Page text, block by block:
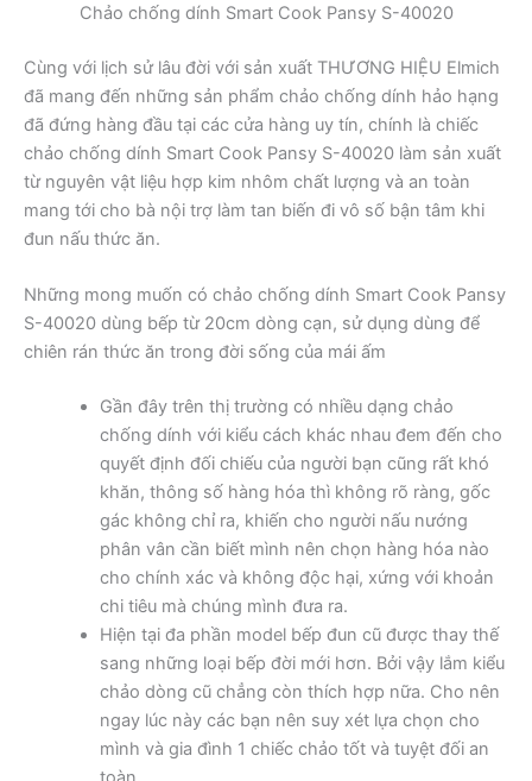
Chảo chống dính Smart Cook Pansy S-40020
Cùng với lịch sử lâu đời với sản xuất THƯƠNG HIỆU Elmich
đã mang đến những sản phẩm chảo chống dính hảo hạng
đã đứng hàng đầu tại các cửa hàng uy tín, chính là chiếc
chảo chống dính Smart Cook Pansy S-40020 làm sản xuất
từ nguyên vật liệu hợp kim nhôm chất lượng và an toàn
mang tới cho bà nội trợ làm tan biến đi vô số bận tâm khi
đun nấu thức ăn.
Những mong muốn có chảo chống dính Smart Cook Pansy
S-40020 dùng bếp từ 20cm dòng cạn, sử dụng dùng để
chiên rán thức ăn trong đời sống của mái ấm
Gần đây trên thị trường có nhiều dạng chảo
chống dính với kiểu cách khác nhau đem đến cho
quyết định đối chiếu của người bạn cũng rất khó
khăn, thông số hàng hóa thì không rõ ràng, gốc
gác không chỉ ra, khiến cho người nấu nướng
phân vân cần biết mình nên chọn hàng hóa nào
cho chính xác và không độc hại, xứng với khoản
chi tiêu mà chúng mình đưa ra.
Hiện tại đa phần model bếp đun cũ được thay thế
sang những loại bếp đời mới hơn. Bởi vậy lắm kiểu
chảo dòng cũ chẳng còn thích hợp nữa. Cho nên
ngay lúc này các bạn nên suy xét lựa chọn cho
mình và gia đình 1 chiếc chảo tốt và tuyệt đối an